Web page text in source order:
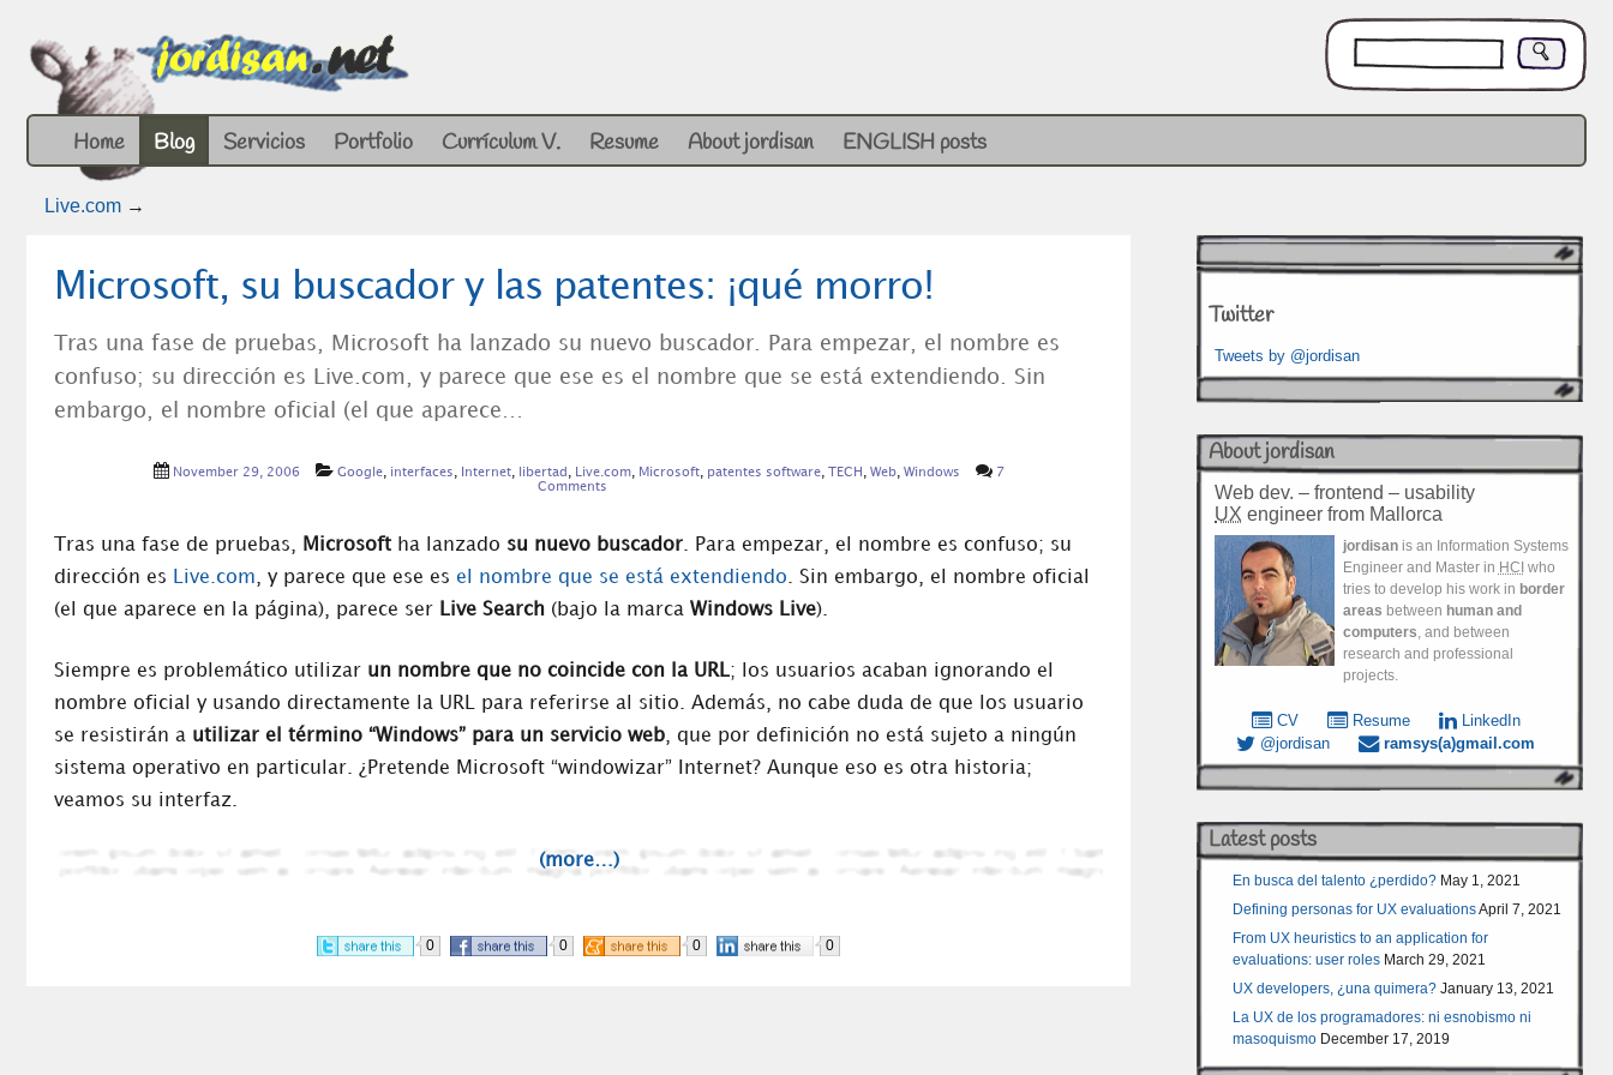
Home Blog Servicios Portfolio Currículum V. Resume About jordisan ENGLISH posts
Live.com →
Microsoft, su buscador y las patentes: ¡qué morro!
Tras una fase de pruebas, Microsoft ha lanzado su nuevo buscador. Para empezar, el nombre es
confuso; su dirección es Live.com, y parece que ese es el nombre que se está extendiendo. Sin
embargo, el nombre oficial (el que aparece…
November 29, 2006 Google, interfaces , Internet, libertad , Live.com, Microsoft, patentes software, TECH , Web, Windows
7
Comments
Tras una fase de pruebas, Microsoft ha lanzado su nuevo buscador. Para empezar, el nombre es confuso; su
dirección es Live.com, y parece que ese es el nombre que se está extendiendo. Sin embargo, el nombre oficial
(el que aparece en la página), parece ser Live Search (bajo la marca Windows Live).
Siempre es problemático utilizar un nombre que no coincide con la URL; los usuarios acaban ignorando el
nombre oficial y usando directamente la URL para referirse al sitio. Además, no cabe duda de que los usuario
se resistirán a utilizar el término “Windows” para un servicio web, que por definición no está sujeto a ningún
sistema operativo en particular. ¿Pretende Microsoft “windowizar” Internet? Aunque eso es otra historia;
veamos su interfaz.
(more…)
0 0 0 0
Twitter
Tweets by @jordisan
About jordisan
Web dev. – frontend – usability
UX engineer from Mallorca
jordisanis an Information Systems
Engineer and Master in HCI who
tries to develop his work in border
areas between human and
computers, and between
research and professional
projects.
CV Resume
LinkedIn
@jordisan
ramsys(a)gmail.com
Latest posts
En busca del talento ¿perdido? May 1, 2021
Defining personas for UX evaluationsApril 7, 2021
From UX heuristics to an application for
evaluations: user roles March 29, 2021
UX developers, ¿una quimera? January 13, 2021
La UX de los programadores: ni esnobismo ni
masoquismo December 17, 2019